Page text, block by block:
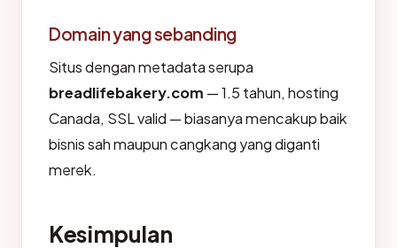
Domain yang sebanding
Situs dengan metadata serupa
breadlifebakery.com — 1.5 tahun, hosting
Canada, SSL valid — biasanya mencakup baik
bisnis sah maupun cangkang yang diganti
merek.
Kesimpulan